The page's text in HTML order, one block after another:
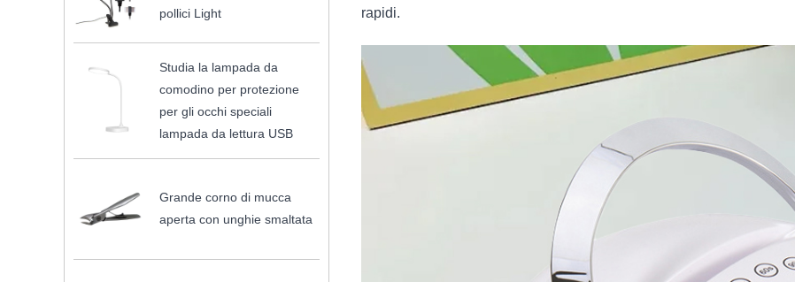
pollici Light
Studia la lampada da
comodino per protezione
per gli occhi speciali
lampada da lettura USB
Grande corno di mucca
aperta con unghie smaltata
rapidi.